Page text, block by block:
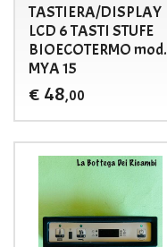
TASTIERA/DISPLAY
LCD 6 TASTI STUFE
BIOECOTERMO mod.
MYA 15
€ 48,00